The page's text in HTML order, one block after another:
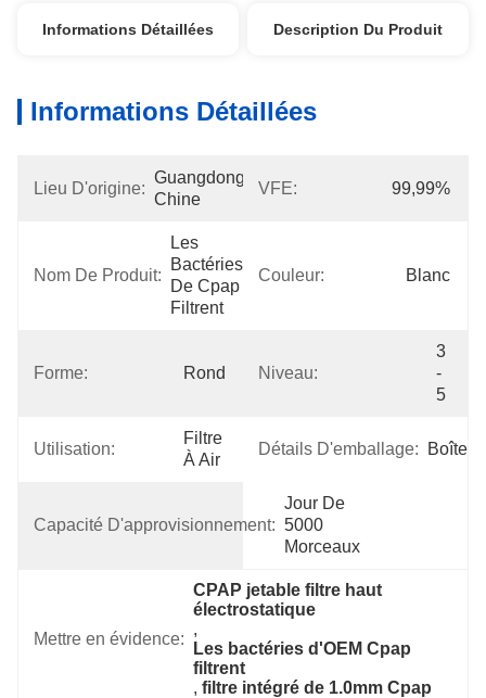
Informations Détaillées Description Du Produit
Informations Détaillées
Lieu D'origine:
Guangdong,
Chine
VFE: 99,99%
Nom De Produit:
Les
Bactéries
De Cpap
Filtrent
Couleur: Blanc
Forme: Rond Niveau:
3
-
5
Utilisation:
Filtre
À Air
Détails D'emballage: Boîte
Capacité D'approvisionnement:
Jour De
5000
Morceaux
Mettre en évidence:
CPAP jetable filtre haut
électrostatique
,
Les bactéries d'OEM Cpap
filtrent
, filtre intégré de 1.0mm Cpap